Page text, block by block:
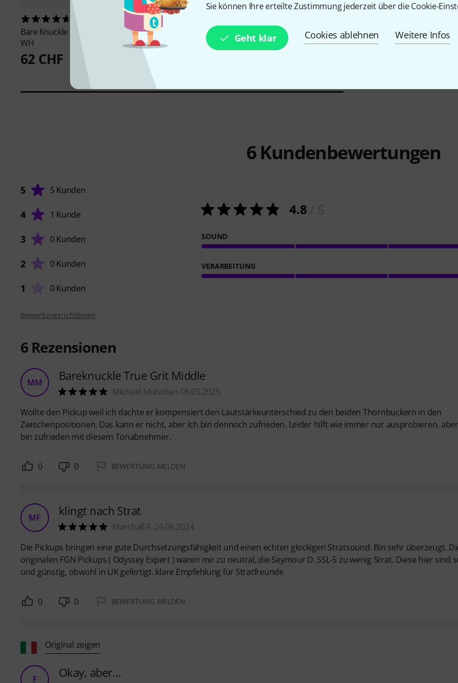
Sie können Ihre erteilte Zustimmung jederzeit über die Cookie-
Geht klar Cookies ablehnen Weitere Infos
Bare Knuckle
BC True Grit ST NE
WH
62 CHF
Fender
Vintera 50 Vintage Tele
PU Set
MilleniumMS 2002 Mic Stand
14,40 CHF
Fender
Nocaster
6Kundenbewertungen
5 5 Kunden
4 1 Kunde
3 0 Kunden
2 0 Kunden
1 0 Kunden
4.8
SOUND
VERARBEITUNG
Bewertungsrichtlinien
6 Rezensionen
MM Bareknuckle True Grit Middle
Michael München 06.05.2025
Wollte den Pickup weil ich dachte er kompensiert den Lautstärkeunterschied zu den beiden Thornbuckern in den
Zwischenpositionen. Das kann er nicht, aber ich bin dennoch zufrieden. Leider hilft wie immer nur ausprobieren,
bin zufrieden mit diesem Tonabnehmer.
0 0 BEWERTUNG MELDEN
MF klingt nach Strat
Marshall F. 26.06.2024
Die Pickups bringen eine gute Durchsetzungsfähigkeit und einen echten glockigen Stratsound. Bin sehr überzeugt.
originalen FGN Pickups ( Odyssey Expert ) waren mir zu neutral, die Seymour D. SSL-5 zu wenig Strat. Diese hier sind
und günstig, obwohl in UK gefertigt. klare Empfehlung für Stratfreunde
0 0 BEWERTUNG MELDEN
Original zeigen
F Okay, aber…